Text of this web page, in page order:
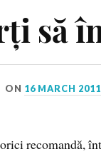
să
ON 16 MARCH 2011
recomandă,